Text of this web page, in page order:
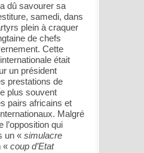
dû savourer sa
samedi, dans
plein à craquer
de chefs
Cette
était
un président
prestations de
plus souvent
pairs africains et
Malgré
l’opposition qui
un « simulacre
« coup d’Etat